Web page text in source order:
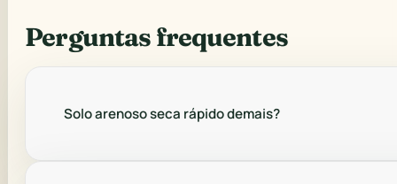
Perguntas frequentes
Solo arenoso seca rápido demais?